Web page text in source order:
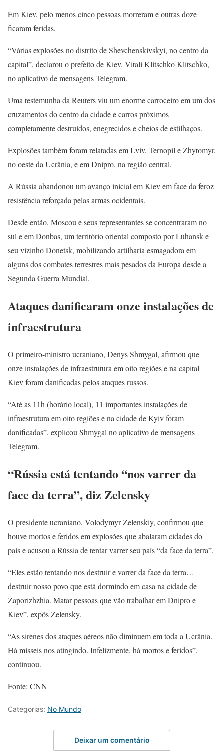
Em Kiev, pelo menos cinco pessoas morreram e outras doze
ficaram feridas.
“Várias explosões no distrito de Shevchenskivskyi, no centro da
capital”, declarou o prefeito de Kiev, Vitali Klitschko Klitschko,
no aplicativo de mensagens Telegram.
Uma testemunha da Reuters viu um enorme carroceiro em um dos
cruzamentos do centro da cidade e carros próximos
completamente destruídos, enegrecidos e cheios de estilhaços.
Explosões também foram relatadas em Lviv, Ternopil e Zhytomyr,
no oeste da Ucrânia, e em Dnipro, na região central.
A Rússia abandonou um avanço inicial em Kiev em face da feroz
resistência reforçada pelas armas ocidentais.
Desde então, Moscou e seus representantes se concentraram no
sul e em Donbas, um território oriental composto por Luhansk e
seu vizinho Donetsk, mobilizando artilharia esmagadora em
alguns dos combates terrestres mais pesados ​​da Europa desde a
Segunda Guerra Mundial.
Ataques danificaram onze instalações de
infraestrutura
O primeiro-ministro ucraniano, Denys Shmygal, afirmou que
onze instalações de infraestrutura em oito regiões e na capital
Kiev foram danificadas pelos ataques russos.
“Até as 11h (horário local), 11 importantes instalações de
infraestrutura em oito regiões e na cidade de Kyiv foram
danificadas”, explicou Shmygal no aplicativo de mensagens
Telegram.
“Rússia está tentando “nos varrer da
face da terra”, diz Zelensky
O presidente ucraniano, Volodymyr Zelenskiy, confirmou que
houve mortos e feridos em explosões que abalaram cidades do
país e acusou a Rússia de tentar varrer seu país “da face da terra”.
“Eles estão tentando nos destruir e varrer da face da terra…
destruir nosso povo que está dormindo em casa na cidade de
Zaporizhzhia. Matar pessoas que vão trabalhar em Dnipro e
Kiev”, expôs Zelensky.
“As sirenes dos ataques aéreos não diminuem em toda a Ucrânia.
Há mísseis nos atingindo. Infelizmente, há mortos e feridos”,
continuou.
Fonte: CNN
Categorias: No Mundo
Deixar um comentário